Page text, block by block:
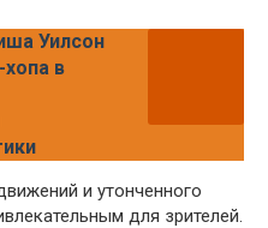
Уилсон
хопа в
и утонченного
для зрителей.